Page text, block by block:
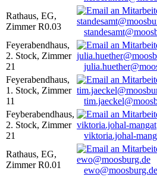
Rathaus, EG,
Zimmer R0.03
Feyerabendhaus,
2. Stock, Zimmer
21
Feyerabendhaus,
1. Stock, Zimmer
11
Feyberabendhaus,
2. Stock, Zimmer
21
viktoria.johal-
Rathaus, EG,
Zimmer R0.01
ewo@moosburg.de